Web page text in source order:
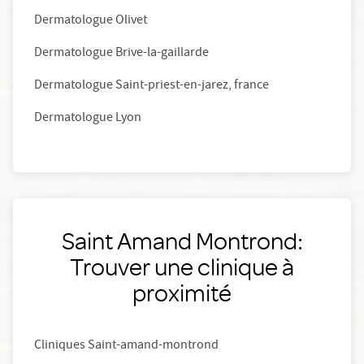
Dermatologue Olivet
Dermatologue Brive-la-gaillarde
Dermatologue Saint-priest-en-jarez, france
Dermatologue Lyon
Saint Amand Montrond:
Trouver une clinique à
proximité
Cliniques Saint-amand-montrond